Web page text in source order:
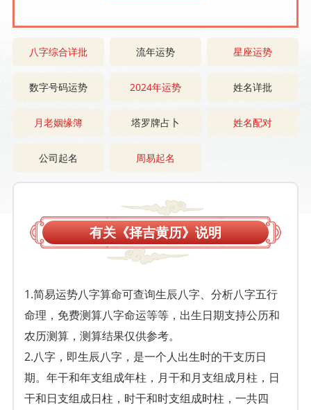
八字综合详批 流年运势 星座运势
数字号码运势 2024年运势 姓名详批
月老姻缘簿 塔罗牌占卜 姓名配对
公司起名 周易起名
有关《择吉黄历》说明
1.简易运势八字算命可查询生辰八字、分析八字五行
命理，免费测算八字命运等等，出生日期支持公历和
农历测算，测算结果仅供参考。
2.八字，即生辰八字，是一个人出生时的干支历日
期。年干和年支组成年柱，月干和月支组成月柱，日
干和日支组成日柱，时干和时支组成时柱，一共四